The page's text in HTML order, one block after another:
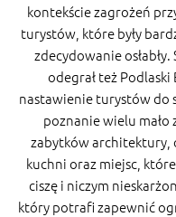
kontekście zagrożeń
turystów, które były
zdecydowanie
odegrał też
nastawienie turystów do
poznanie wielu mało
zabytków architektury,
kuchni oraz miejsc,
ciszę i niczym
który potrafi zapewnić